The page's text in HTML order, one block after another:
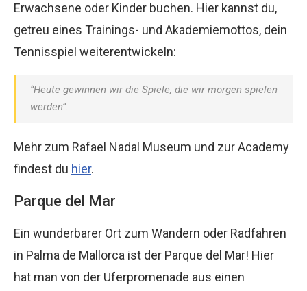
Erwachsene oder Kinder buchen. Hier kannst du,
getreu eines Trainings- und Akademiemottos, dein
Tennisspiel weiterentwickeln:
“Heute gewinnen wir die Spiele, die wir morgen spielen
werden”.
Mehr zum Rafael Nadal Museum und zur Academy
findest du hier.
Parque del Mar
Ein wunderbarer Ort zum Wandern oder Radfahren
in Palma de Mallorca ist der Parque del Mar! Hier
hat man von der Uferpromenade aus einen